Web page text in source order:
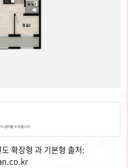
확장형 과 기본형 출처: